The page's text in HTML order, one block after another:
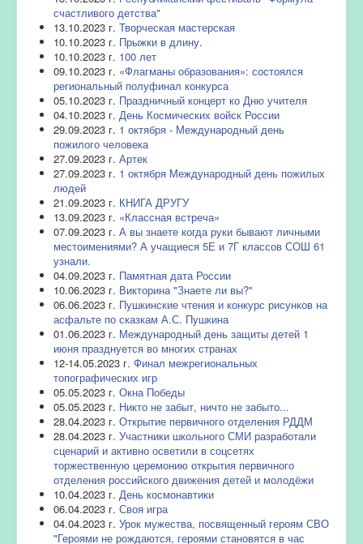
счастливого детства"
13.10.2023 г. Творческая мастерская
10.10.2023 г. Прыжки в длину.
10.10.2023 г. 100 лет
09.10.2023 г. «Флагманы образования»: состоялся
региональный полуфинал конкурса
05.10.2023 г. Праздничный концерт ко Дню учителя
04.10.2023 г. День Космических войск России
29.09.2023 г. 1 октября - Международный день
пожилого человека
27.09.2023 г. Артек
27.09.2023 г. 1 октября Международный день пожилых
людей
21.09.2023 г. КНИГА ДРУГУ
13.09.2023 г. «Классная встреча»
07.09.2023 г. А вы знаете когда руки бывают личными
местоимениями? А учащиеся 5Е и 7Г классов СОШ 61
узнали.
04.09.2023 г. Памятная дата России
10.06.2023 г. Викторина "Знаете ли вы?"
06.06.2023 г. Пушкинские чтения и конкурс рисунков на
асфальте по сказкам А.С. Пушкина
01.06.2023 г. Международный день защиты детей 1
июня празднуется во многих странах
12-14.05.2023 г. Финал межрегиональных
топографических игр
05.05.2023 г. Окна Победы
05.05.2023 г. Никто не забыт, ничто не забыто...
28.04.2023 г. Открытие первичного отделения РДДМ
28.04.2023 г. Участники школьного СМИ разработали
сценарий и активно осветили в соцсетях
торжественную церемонию открытия первичного
отделения российского движения детей и молодёжи
10.04.2023 г. День космонавтики
06.04.2023 г. Своя игра
04.04.2023 г. Урок мужества, посвященный героям СВО
"Героями не рождаются, героями становятся в час